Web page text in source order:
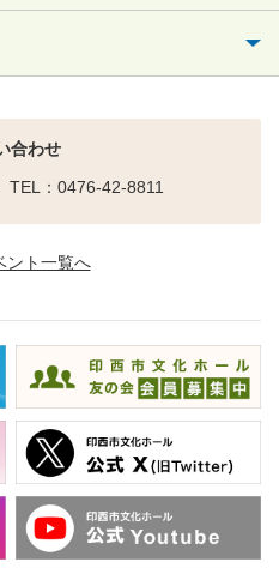
合わせ
：0476-42-8811
ント一覧へ